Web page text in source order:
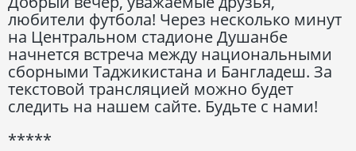
любители футбола! Через несколько минут
на Центральном стадионе Душанбе
начнется встреча между национальными
сборными Таджикистана и Бангладеш. За
текстовой трансляцией можно будет
следить на нашем сайте. Будьте с нами!
*****